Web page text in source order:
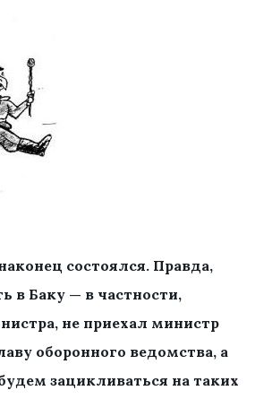
состоялся. Правда,
в Баку — в частности,
не приехал министр
оборонного ведомства, а
зацикливаться на таких